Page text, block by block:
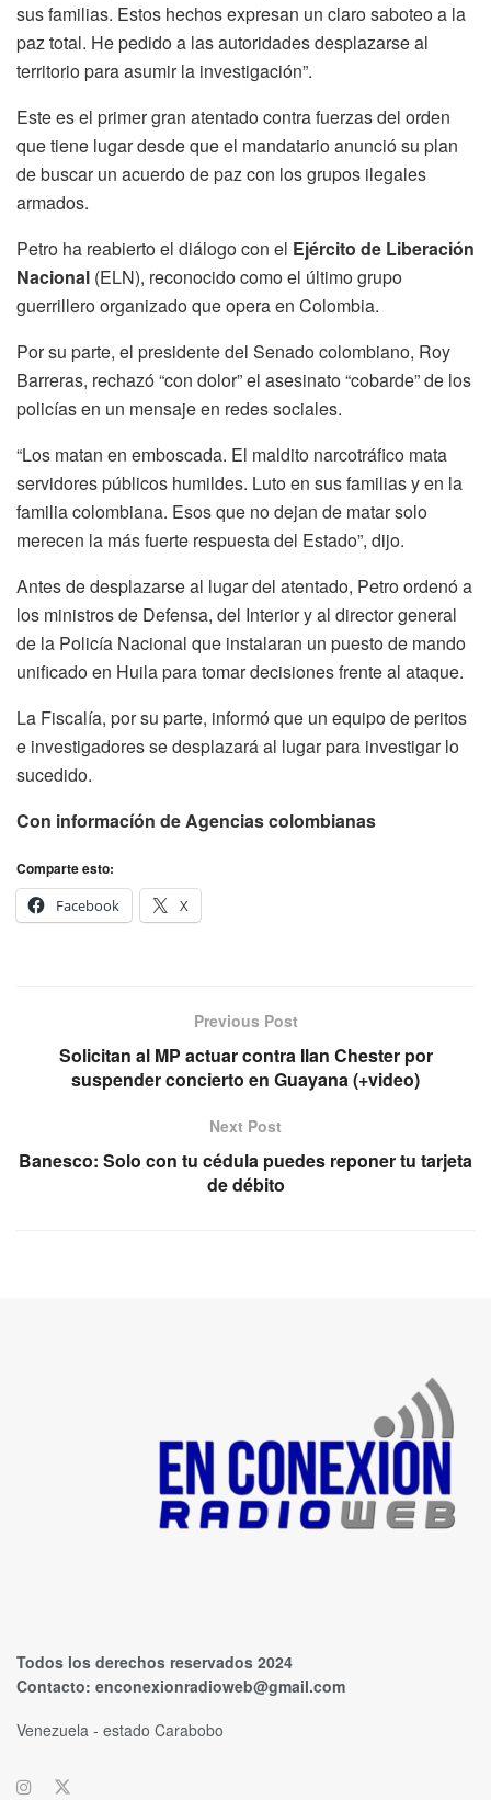
sus familias. Estos hechos expresan un claro saboteo a la
paz total. He pedido a las autoridades desplazarse al
territorio para asumir la investigación”.
Este es el primer gran atentado contra fuerzas del orden
que tiene lugar desde que el mandatario anunció su plan
de buscar un acuerdo de paz con los grupos ilegales
armados.
Petro ha reabierto el diálogo con el Ejército de Liberación
Nacional (ELN), reconocido como el último grupo
guerrillero organizado que opera en Colombia.
Por su parte, el presidente del Senado colombiano, Roy
Barreras, rechazó “con dolor” el asesinato “cobarde” de los
policías en un mensaje en redes sociales.
“Los matan en emboscada. El maldito narcotráfico mata
servidores públicos humildes. Luto en sus familias y en la
familia colombiana. Esos que no dejan de matar solo
merecen la más fuerte respuesta del Estado”, dijo.
Antes de desplazarse al lugar del atentado, Petro ordenó a
los ministros de Defensa, del Interior y al director general
de la Policía Nacional que instalaran un puesto de mando
unificado en Huila para tomar decisiones frente al ataque.
La Fiscalía, por su parte, informó que un equipo de peritos
e investigadores se desplazará al lugar para investigar lo
sucedido.
Con informacíón de Agencias colombianas
Comparte esto:
Facebook
X
Previous Post
Solicitan al MP actuar contra Ilan Chester por
suspender concierto en Guayana (+video)
Next Post
Banesco: Solo con tu cédula puedes reponer tu tarjeta
de débito
Todos los derechos reservados 2024
Contacto: enconexionradioweb@gmail.com
Venezuela - estado Carabobo